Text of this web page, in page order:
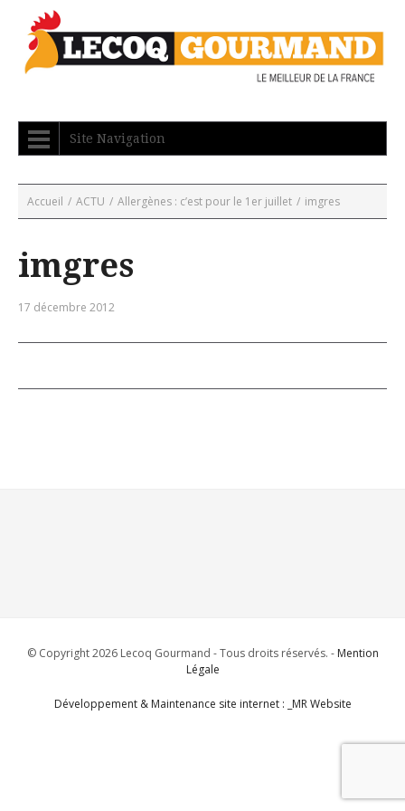
Site Navigation
Accueil / ACTU / Allergènes : c’est pour le 1er juillet / imgres
imgres
17 décembre 2012
© Copyright 2026 Lecoq Gourmand - Tous droits réservés. - Mention
Légale
Développement & Maintenance site internet : _MR Website